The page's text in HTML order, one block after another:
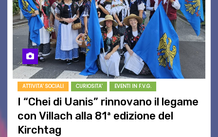
ATTIVITA' SOCIALI CURIOSITA' EVENTI IN F.V.G.
I “Chei di Uanis” rinnovano il legame
con Villach alla 81ª edizione del
Kirchtag